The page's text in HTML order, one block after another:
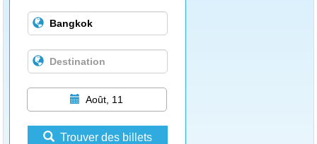
Août, 11
Trouver des billets